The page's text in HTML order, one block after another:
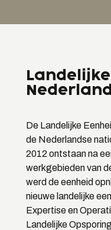
Nederland
De Landelijke
de Nederlandse
2012 ontstaan na
werkgebieden van
werd de eenheid
nieuwe landelijke
Expertise en
Landelijke